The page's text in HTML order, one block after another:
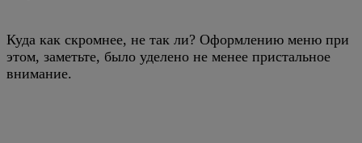
Куда как скромнее, не так ли? Оформлению меню при
этом, заметьте, было уделено не менее пристальное
внимание.